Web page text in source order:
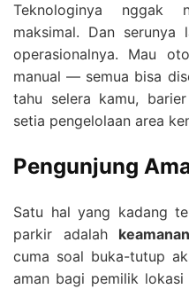
Teknologinya nggak
maksimal. Dan
operasionalnya. Mau
manual — semua bisa
tahu selera kamu,
setia pengelolaan area
Pengunjung
Satu hal yang kadang
parkir adalah keamanan
cuma soal buka-tutup
aman bagi pemilik